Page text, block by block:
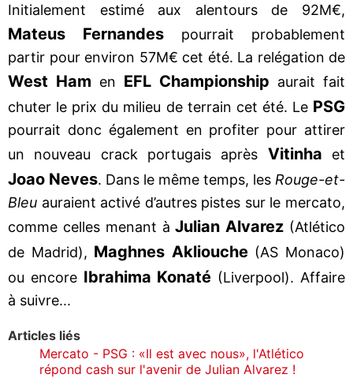
Initialement estimé aux alentours de 92M€,
Mateus Fernandes pourrait probablement
partir pour environ 57M€ cet été. La relégation de
West Ham en EFL Championship aurait fait
chuter le prix du milieu de terrain cet été. Le PSG
pourrait donc également en profiter pour attirer
un nouveau crack portugais après Vitinha et
Joao Neves. Dans le même temps, les Rouge-et-
Bleu auraient activé d’autres pistes sur le mercato,
comme celles menant àJulian Alvarez (Atlético
de Madrid), Maghnes Akliouche(AS Monaco)
ou encore Ibrahima Konaté (Liverpool). Affaire
à suivre...
Articles liés
Mercato - PSG : «Il est avec nous», l'Atlético
répond cash sur l'avenir de Julian Alvarez !